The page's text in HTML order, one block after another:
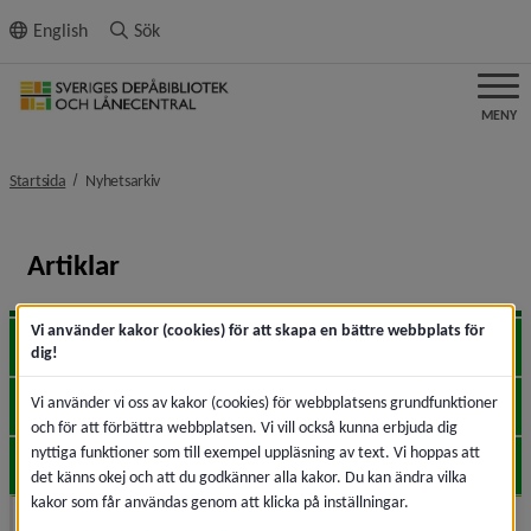
innehållet
English Sök
MENY
Startsida Nyhetsarkivnivå i brödsmulenavigeringen
Artiklar
2026
2025
2024
Vi använder kakor (cookies) för att skapa en bättre webbplats för
dig!
Vi använder vi oss av kakor (cookies) för webbplatsens grundfunktioner
och för att förbättra webbplatsen. Vi vill också kunna erbjuda dig
nyttiga funktioner som till exempel uppläsning av text. Vi hoppas att
det känns okej och att du godkänner alla kakor. Du kan ändra vilka
kakor som får användas genom att klicka på inställningar.